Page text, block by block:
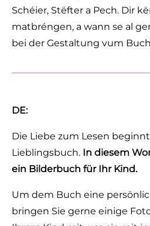
Schéier, Stëfter a Pech. Dir
matbréngen, a wann se al
bei der Gestaltung vum
DE:
Die Liebe zum Lesen
Lieblingsbuch. In diesem
ein Bilderbuch für Ihr Kind.
Um dem Buch eine
bringen Sie gerne einige